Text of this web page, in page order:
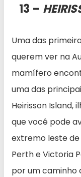
13 –
Uma das
querem ver na
mamífero
uma das
Heirisson Island,
que você pode
extremo leste
Perth e Victoria
por um caminho